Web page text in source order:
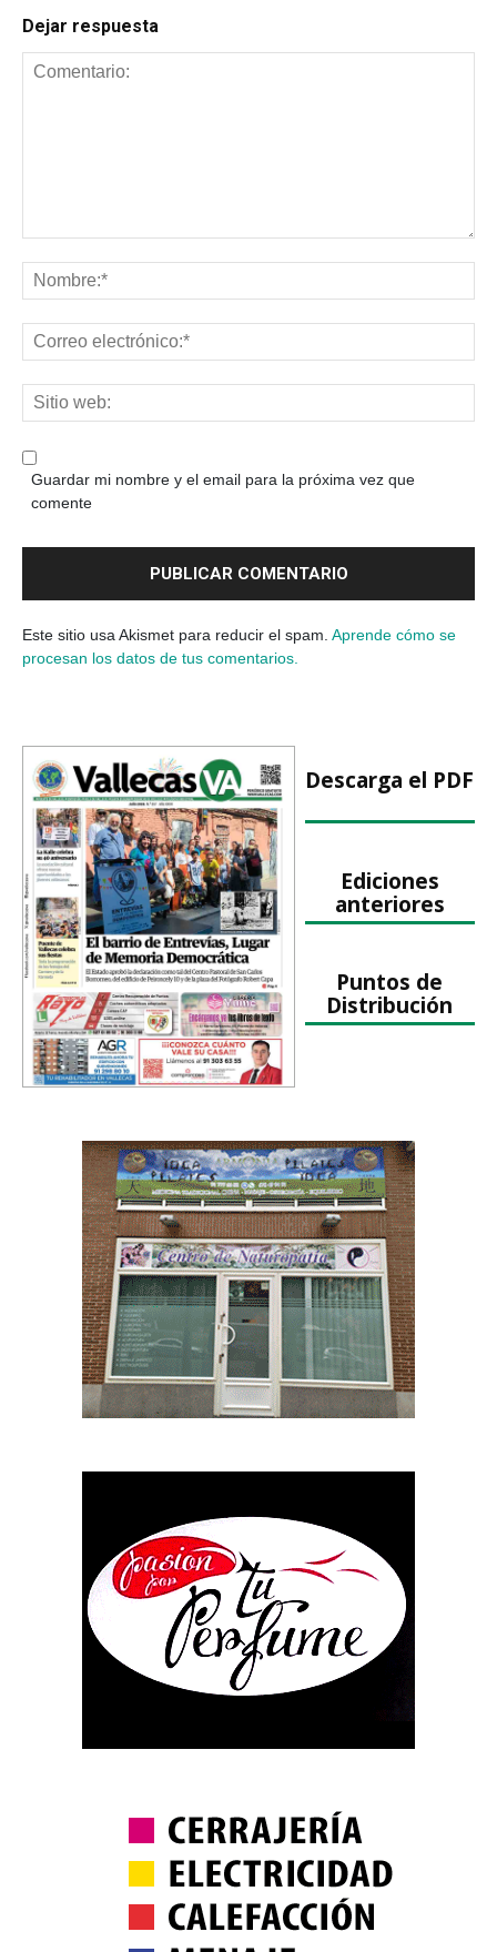
Dejar respuesta
Guardar mi nombre y el email para la próxima vez que
comente
Este sitio usa Akismet para reducir el spam. Aprende cómo se
procesan los datos de tus comentarios.
Descarga el PDF
Ediciones
anteriores
Puntos de
Distribución